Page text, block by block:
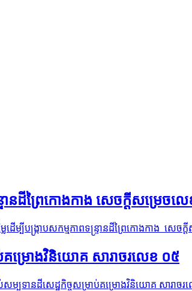
រានដីព្រៃកោងកាង សេចក្ដីសម្រេចល
ៃដើម្បីបង្ក្រាបសកម្មភាពទន្ទ្រានដីព្រៃកោងកាង សេ
គម្រោងវិនិយោគ​ សារាចរលេខ ០៥
ល់សម្បទានដីសេដ្ឋកិច្ចសម្រាប់គម្រោងវិនិយោគ​ សារាចរ